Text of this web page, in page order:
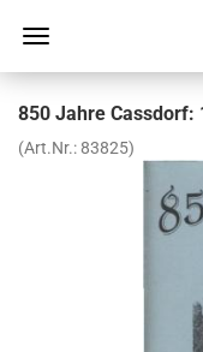
850 Jahre Cass­dorf:
(Art.Nr.:83825)